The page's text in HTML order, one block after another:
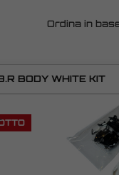
Ordina in
BODY WHITE KIT